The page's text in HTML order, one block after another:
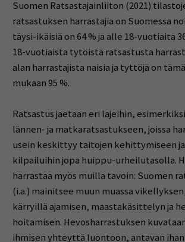
Suomen Ratsastajainliiton (2021)
ratsastuksen harrastajia on Suomessa
täysi-ikäisiä on 64 % ja alle 18-vuotiaita
18-vuotiaista tytöistä ratsastusta
alan harrastajista naisia ja tyttöjä on
mukaan 95 %.
Ratsastus jaetaan eri lajeihin,
lännen- ja matkaratsastukseen, joissa
usein keskittyy taitojen kehittymiseen
kilpailuihin jopa huippu-urheilutasolla.
harrastaa myös muilla tavoin: Suomen
(i.a.) mainitsee muun muassa
kärryillä ajamisen, maastakäsittelyn ja
hoitamisen. Hevosharrastuksen
ihmisen yhteyttä luontoon, antavan